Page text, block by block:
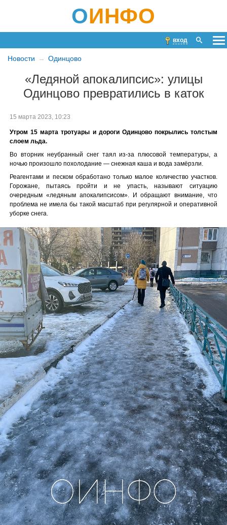
ОИНФО
вход
Новости Одинцово
«Ледяной апокалипсис»: улицы
Одинцово превратились в каток
15 марта 2023, 10:23
Утром 15 марта тротуары и дороги Одинцово покрылись толстым
слоем льда.
Во вторник неубранный снег таял из-за плюсовой температуры, а
ночью произошло похолодание — снежная каша и вода замёрзли.
Реагентами и песком обработано только малое количество участков.
Горожане, пытаясь пройти и не упасть, называют ситуацию
очередным «ледяным апокалипсисом». И обращают внимание, что
проблема не имела бы такой масштаб при регулярной и оперативной
уборке снега.